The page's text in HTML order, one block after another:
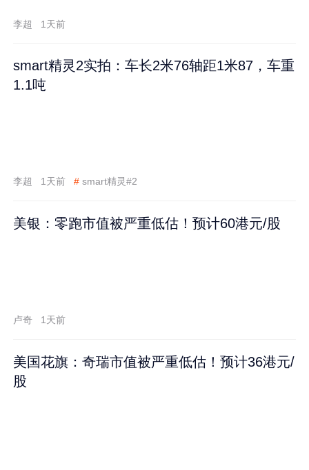
李超 1天前
smart精灵2实拍：车长2米76轴距1米87，车重
1.1吨
李超 1天前 # smart精灵#2
美银：零跑市值被严重低估！预计60港元/股
卢奇 1天前
美国花旗：奇瑞市值被严重低估！预计36港元/
股